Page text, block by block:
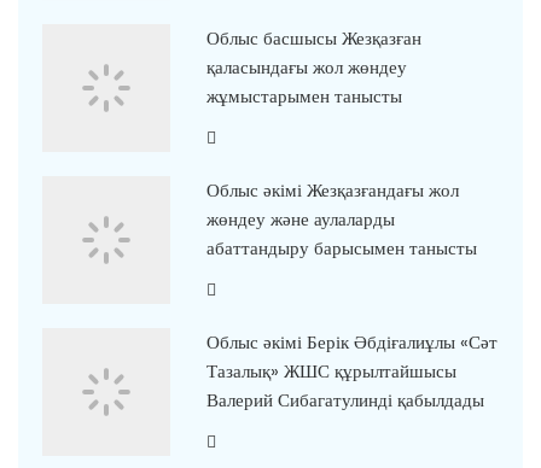
Облыс басшысы Жезқазған
қаласындағы жол жөндеу
жұмыстарымен танысты
Облыс әкімі Жезқазғандағы жол
жөндеу және аулаларды
абаттандыру барысымен танысты
Облыс әкімі Берік Әбдіғалиұлы «Сәт
Тазалық» ЖШС құрылтайшысы
Валерий Сибагатулинді қабылдады